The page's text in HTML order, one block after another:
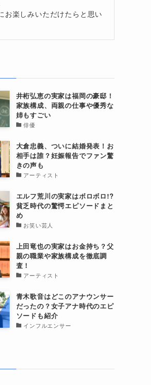
お楽しみいただけたらと思い
井桁弘恵の実家は福岡の豪邸！
家族構成、両親の仕事や優秀な
姉もすごい
俳優
大倉忠義、ついに結婚発表！お
相手は誰？妊娠報告でファン驚
きの声も
アーティスト
エルフ荒川の実家はボロボロ!?
貧乏時代の驚愕エピソードまと
め
お笑い芸人
上田竜也の実家はお金持ち？父
親の職業や家族構成を徹底調
査！
アーティスト
青木歌音はどこのアナウンサー
だったの？女子アナ時代のエピ
ソードも紹介
インフルエンサー